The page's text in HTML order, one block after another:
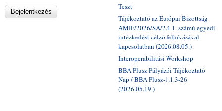
Teszt
Tájékoztató az Európai Bizottság
AMIF/2026/SA/2.4.1. számú egyedi
intézkedést célzó felhívásával
kapcsolatban (2026.08.05.)
Interoperabilitási Workshop
BBA Plusz Pályázói Tájékoztató
Nap / BBA Plusz-1.1.3-26
(2026.05.19.)